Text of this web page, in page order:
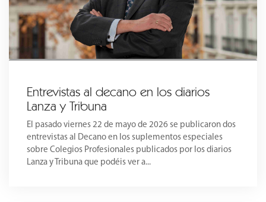
Entrevistas al decano en los diarios
Lanza y Tribuna
El pasado viernes 22 de mayo de 2026 se publicaron dos
entrevistas al Decano en los suplementos especiales
sobre Colegios Profesionales publicados por los diarios
Lanza y Tribuna que podéis ver a...